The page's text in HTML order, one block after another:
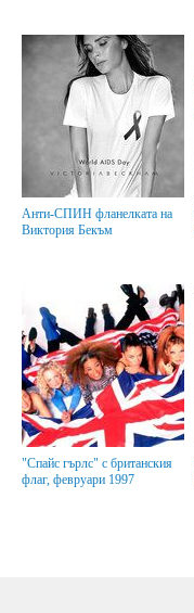
Анти-СПИН фланелката на
Виктория Бекъм
"Спайс гърлс" с британския
флаг, февруари 1997